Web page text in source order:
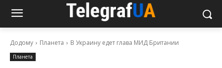
Додому Планета В Украину едет глава МИД Британии
Планета